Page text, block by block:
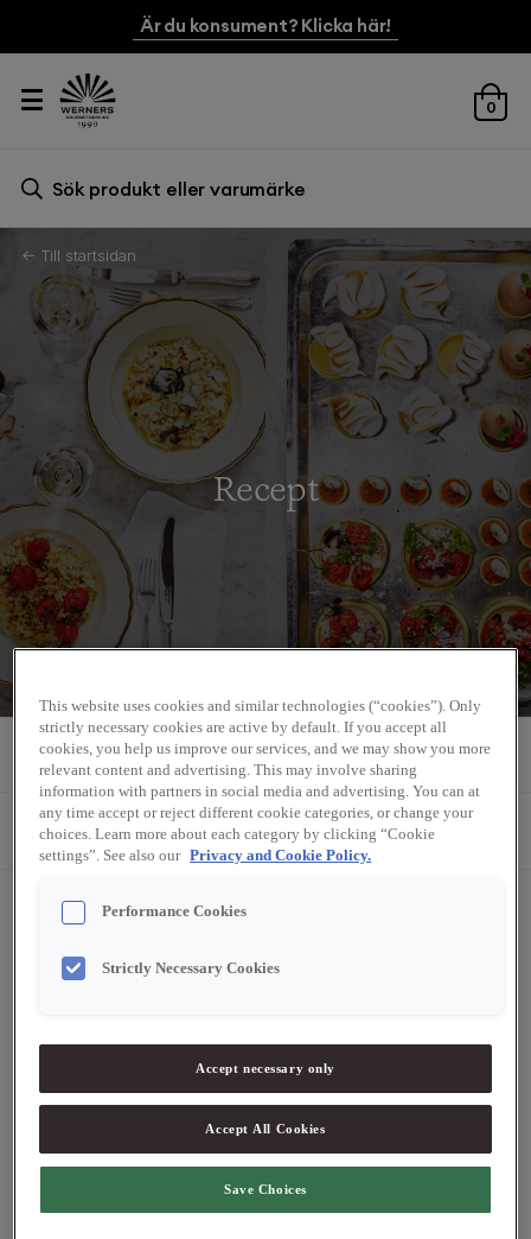
Är du konsument? Klicka här!
0
Sök
← Till startsidan
Recept
recept
Filtrera
Av Matlagerskan
Supermöra revben med
Minus-8-mapleglace
This website uses cookies and similar technologies (“cookies”). Only
strictly necessary cookies are active by default. If you accept all
cookies, you help us improve our services, and we may show you more
relevant content and advertising. This may involve sharing
information with partners in social media and advertising. You can at
any time accept or reject different cookie categories, or change your
choices. Learn more about each category by clicking “Cookie
settings”. See also our Privacy and Cookie Policy.
Performance Cookies
Strictly Necessary Cookies
Accept necessary only
Accept All Cookies
Save Choices